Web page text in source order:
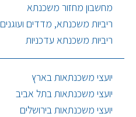
מחשבון מחזור משכנתא
ריביות משכנתא, מדדים ועוגנים
ריביות משכנתא עדכניות
יועצי משכנתאות בארץ
יועצי משכנתאות בתל אביב
יועצי משכנתאות בירושלים